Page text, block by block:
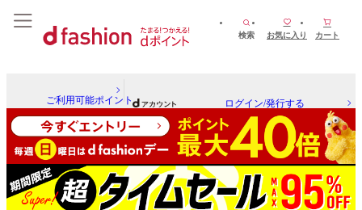
検索 お気に入り カート
ご利用可能ポイント ログイン/発行する